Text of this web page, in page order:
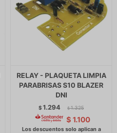
RELAY - PLAQUETA LIMPIA
PARABRISAS S10 BLAZER
DNI
$1.294 $ 1.325
$ 1.100